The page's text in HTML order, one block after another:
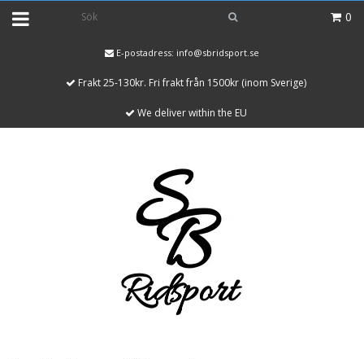
0
E-postadress: info@sbridsport.se
Frakt 25-130kr. Fri frakt från 1500kr (inom Sverige)
We deliver within the EU